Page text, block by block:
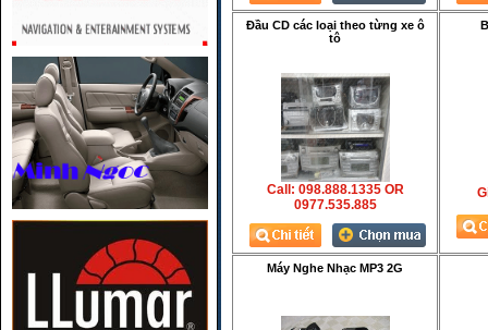
Đầu CD các loại theo từng xe ô
tô
Call: 098.888.1335 OR
0977.535.885
Máy Nghe Nhạc MP3 2G